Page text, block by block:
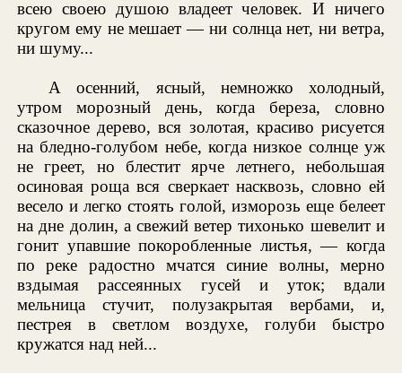
всею своею душою владеет человек. И ничего
кругом ему не мешает — ни солнца нет, ни ветра,
ни шуму...
А осенний, ясный, немножко холодный,
утром морозный день, когда береза, словно
сказочное дерево, вся золотая, красиво рисуется
на бледно-голубом небе, когда низкое солнце уж
не греет, но блестит ярче летнего, небольшая
осиновая роща вся сверкает насквозь, словно ей
весело и легко стоять голой, изморозь еще белеет
на дне долин, а свежий ветер тихонько шевелит и
гонит упавшие покоробленные листья, — когда
по реке радостно мчатся синие волны, мерно
вздымая рассеянных гусей и уток; вдали
мельница стучит, полузакрытая вербами, и,
пестрея в светлом воздухе, голуби быстро
кружатся над ней...